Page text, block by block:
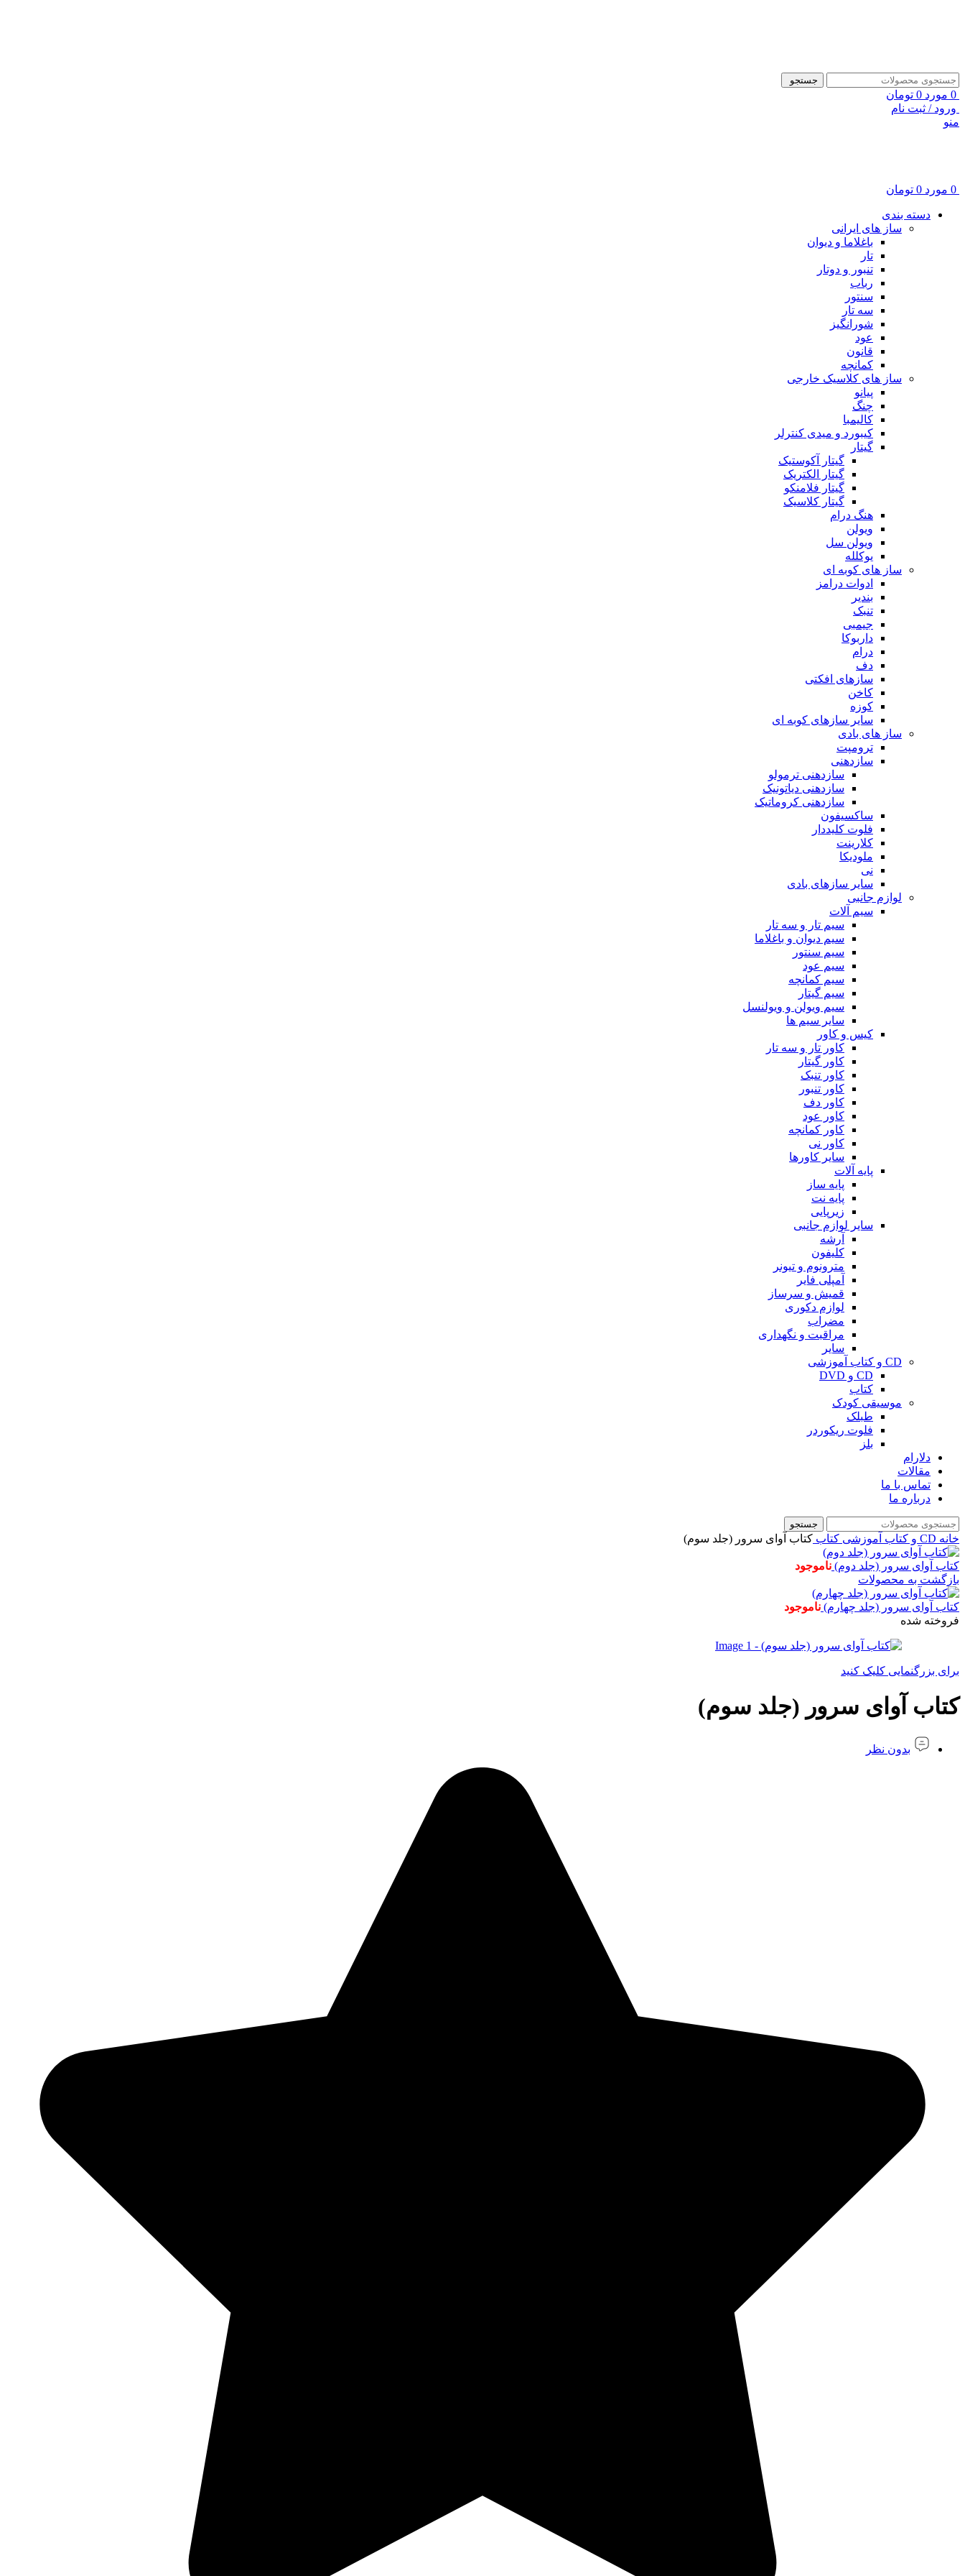
جستجو
0 مورد 0 تومان
ورود / ثبت نام
منو
0 مورد 0 تومان
دسته بندی
ساز های ایرانی
باغلاما و دیوان
تار
تنبور و دوتار
رباب
سنتور
سه تار
شورانگیز
عود
قانون
کمانچه
ساز های کلاسیک خارجی
پیانو
چنگ
کالیمبا
کیبورد و میدی کنترلر
گیتار
گیتار آکوستیک
گیتار الکتریک
گیتار فلامنکو
گیتار کلاسیک
هنگ درام
ویولن
ویولن سل
یوکلله
ساز های کوبه ای
ادوات درامز
بندیر
تنبک
جیمبی
داربوکا
درام
دف
سازهای افکتی
کاخن
کوزه
سایر سازهای کوبه ای
ساز های بادی
ترومپت
سازدهنی
سازدهنی ترمولو
سازدهنی دیاتونیک
سازدهنی کروماتیک
ساکسیفون
فلوت کلیددار
کلارینت
ملودیکا
نی
سایر سازهای بادی
لوازم جانبی
سیم آلات
سیم تار و سه تار
سیم دیوان و باغلاما
سیم سنتور
سیم عود
سیم کمانچه
سیم گیتار
سیم ویولن و ویولنسل
سایر سیم ها
کیس و کاور
کاور تار و سه تار
کاور گیتار
کاور تنبک
کاور تنبور
کاور دف
کاور عود
کاور کمانچه
کاور نی
سایر کاورها
پایه آلات
پایه ساز
پایه نت
زیرپایی
سایر لوازم جانبی
آرشه
کلیفون
مترونوم و تیونر
آمپلی فایر
قمیش و سرساز
لوازم دکوری
مضراب
مراقبت و نگهداری
سایر
CD و کتاب آموزشی
CD و DVD
کتاب
موسیقی کودک
طبلک
فلوت ریکوردر
بلز
دلارام
مقالات
تماس با ما
درباره ما
جستجو
خانه CD و کتاب آموزشی کتاب کتاب آوای سرور (جلد سوم)
کتاب آوای سرور (جلد دوم) ناموجود
بازگشت به محصولات
کتاب آوای سرور (جلد چهارم) ناموجود
فروخته شده
برای بزرگنمایی کلیک کنید
کتاب آوای سرور (جلد سوم)
بدون نظر